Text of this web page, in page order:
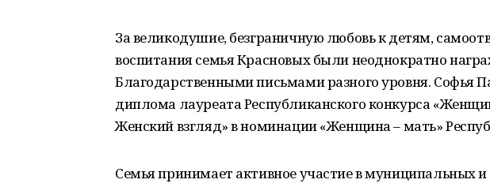
За великодушие, безграничную любовь к детям,
воспитания семья Красновых были неоднократно
Благодарственными письмами разного уровня. Софья
диплома лауреата Республиканского конкурса
Женский взгляд» в номинации «Женщина – мать»
Семья принимает активное участие в муниципальных и